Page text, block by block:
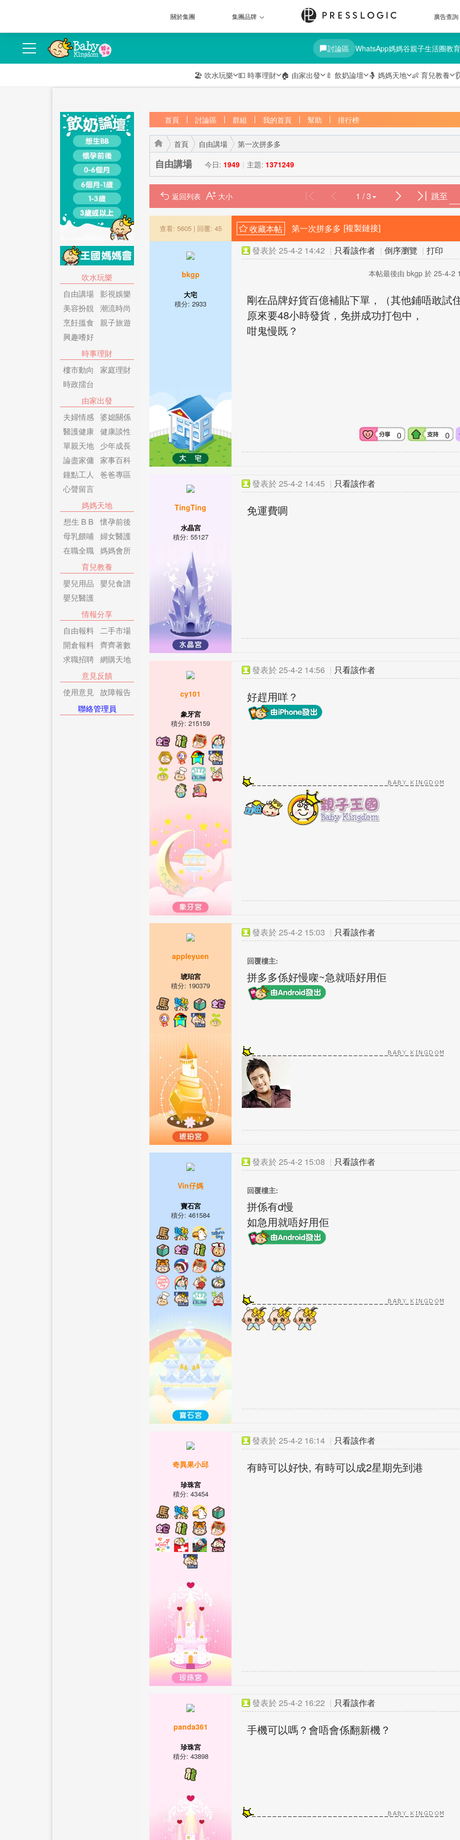
關於集團 集團品牌 廣告查詢
討論區 WhatsApp媽媽谷親子生活圈教
🏖️ 吹水玩樂 💵 時事理財 🏠 由家出發 🍼 飲奶論壇 🤱 媽媽天地 👶 育兒教養 👂
吹水玩樂
自由講場 影視娛樂
美容扮靚
潮流時尚
烹飪搵食
親子旅遊
興趣嗜好
時事理財
樓市動向
家庭理財
時政擂台
由家出發
夫婦情感 婆媳關係
醫護健康
健康談性
單親天地
少年成長
論盡家傭
家事百科
鐘點工人
爸爸專區
心聲留言
媽媽天地
想生 B B
懷孕前後
母乳餵哺 婦女醫護
在職全職
媽媽會所
育兒教養
嬰兒用品
嬰兒食譜
嬰兒醫護
情報分享
自由報料
二手市場
開倉報料 齊齊著數
求職招聘
網購天地
意見反饋
使用意見
故障報告
聯絡管理員
首頁 討論區 群組 我的首頁 幫助 排行榜
首頁
›
自由講場 第一次拼多多
自由講場 今日: 1949 | 主題: 1371249
返回列表 1 / 3 跳至
查看: 5605| 回覆: 45 第一次拼多多 [複製鏈接]
bkgp
大宅
積分: 2933
發表於 25-4-2 14:42 | 只看該作者 | 倒序瀏覽 | 打印
本帖最後由 bkgp 於 25-4-2
剛在品牌好貨百億補貼下單，（其他鋪唔敢試
原來要48小時發貨，免拼成功打包中，
咁鬼慢既？
0 0
TingTing
水晶宮
積分: 55127
發表於 25-4-2 14:45 | 只看該作者
免運費啁
cy101
象牙宮
積分: 215159
發表於 25-4-2 14:56 | 只看該作者
好趕用咩？
appleyuen
琥珀宮
積分: 190379
發表於 25-4-2 15:03 | 只看該作者
回覆樓主:
拼多多係好慢㗎~急就唔好用佢
Vin仔媽
寶石宮
積分: 461584
發表於 25-4-2 15:08 | 只看該作者
回覆樓主:
拼係有d慢
如急用就唔好用佢
奇異果小邱
珍珠宮
積分: 43454
發表於 25-4-2 16:14 | 只看該作者
有時可以好快, 有時可以成2星期先到港
panda361
珍珠宮
積分: 43898
發表於 25-4-2 16:22 | 只看該作者
手機可以嗎？會唔會係翻新機？